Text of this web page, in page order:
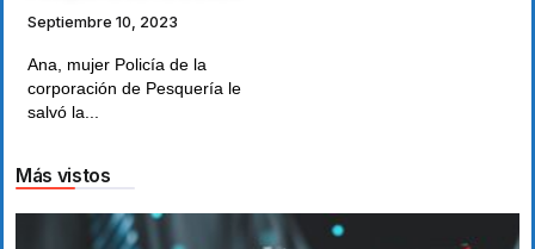
Septiembre 10, 2023
Ana, mujer Policía de la
corporación de Pesquería le
salvó la...
Más vistos